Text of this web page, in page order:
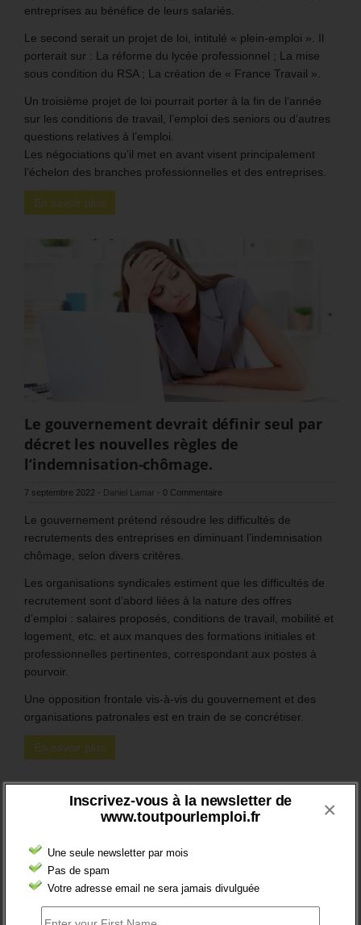
Inscrivez-vous à la newsletter de
www.toutpourlemploi.fr
Une seule newsletter par mois
Pas de spam
Votre adresse email ne sera jamais divulguée
×
entreprises au bénéfice de leurs salariés.
Le second serait un projet de loi, intitulé « plein-emploi ». Il
porterait sur : La réforme du lycée professionnel ; La mise
sous condition du RSA ; La création de « France Travail ».
Un troisième projet de loi pourrait porter à la fin de l’année
sur les conditions de travail, l’emploi des seniors ou d’autres
questions relatives à l’emploi.
Les négociations qu’il met en avant visent principalement
l’échelon des branches professionnelles et des entreprises.
En savoir plus
Le gouvernement devrait définir seul par
décret les nouvelles règles de
l’indemnisation-chômage.
7 septembre 2022 - Daniel Lamar - 0 Commentaire
Le gouvernement prétend résoudre les difficultés de
recrutements des entreprises en diminuant l’indemnisation
chômage, selon divers critères.
Les organisations syndicales estiment que les difficultés de
recrutement sont d’abord liées à la nature des offres
d’emploi : salaires proposés, conditions de travail, mobilité et
logement, etc. et aux manques des formations initiales et
professionnelles pertinentes, correspondant aux postes à
pourvoir.
Une opposition frontale vis-à-vis du gouvernement et des
organisations patronales est en train de se concrétiser.
En savoir plus